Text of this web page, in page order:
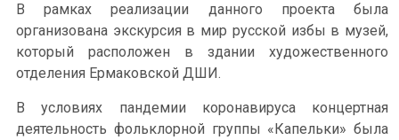
В рамках реализации данного проекта была
организована экскурсия в мир русской избы в музей,
который расположен в здании художественного
отделения Ермаковской ДШИ.
В условиях пандемии коронавируса концертная
деятельность фольклорной группы «Капельки» была